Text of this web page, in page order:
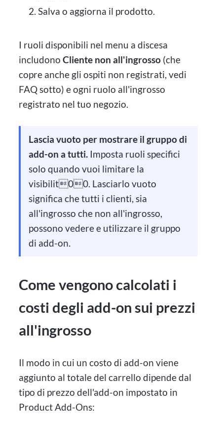
Salva o aggiorna il prodotto.
I ruoli disponibili nel menu a discesa
includonoCliente non all'ingrosso (che
copre anche gli ospiti non registrati, vedi
FAQ sotto) e ogni ruolo all'ingrosso
registrato nel tuo negozio.
Lascia vuoto per mostrare il gruppo di
add-on a tutti. Imposta ruoli specifici
solo quando vuoi limitare la
visibilit00. Lasciarlo vuoto
significa che tutti i clienti, sia
all'ingrosso che non all'ingrosso,
possono vedere e utilizzare il gruppo
di add-on.
Come vengono calcolati i
costi degli add-on sui prezzi
all'ingrosso
Il modo in cui un costo di add-on viene
aggiunto al totale del carrello dipende dal
tipo di prezzo dell'add-on impostato in
Product Add-Ons: